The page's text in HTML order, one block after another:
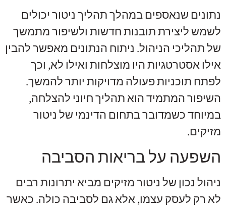
נתונים שנאספים במהלך תהליך ניטור יכולים
לשמש ליצירת תובנות חדשות ולשיפור מתמשך
של תהליכי הניהול. ניתוח הנתונים מאפשר להבין
אילו אסטרטגיות היו מוצלחות ואילו לא, וכך
לפתח תוכניות פעולה מדויקות יותר להמשך.
השיפור המתמיד הוא תהליך חיוני להצלחה,
במיוחד כשמדובר בתחום הדינמי של ניטור
מזיקים.
השפעה על בריאות הסביבה
ניהול נכון של ניטור מזיקים מביא יתרונות רבים
לא רק לעסק עצמו, אלא גם לסביבה כולה. כאשר